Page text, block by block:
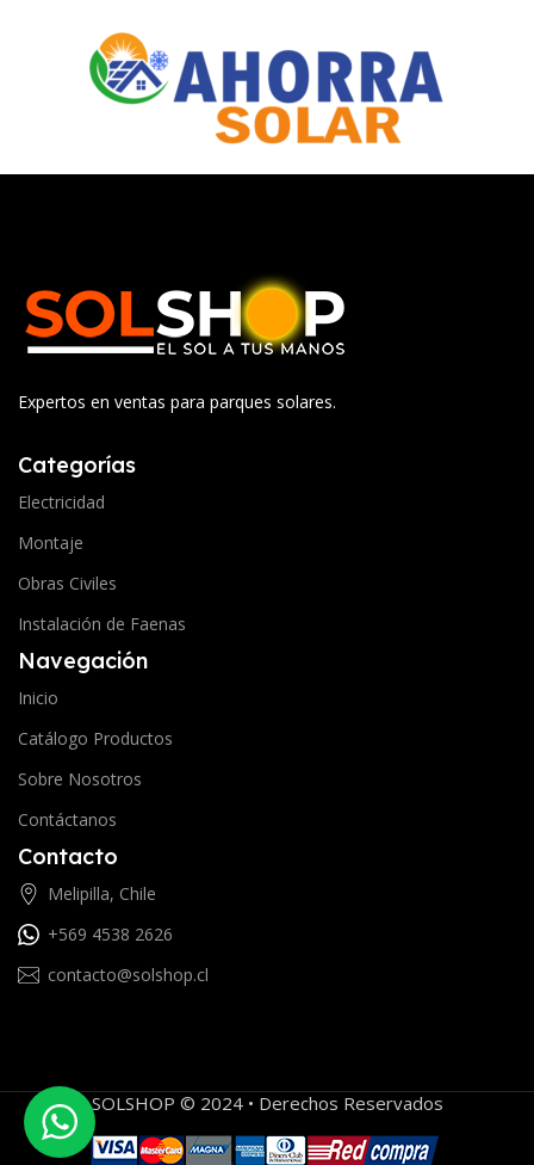
Expertos en ventas para parques solares.
Categorías
Electricidad
Montaje
Obras Civiles
Instalación de Faenas
Navegación
Inicio
Catálogo Productos
Sobre Nosotros
Contáctanos
Contacto
Melipilla, Chile
+569 4538 2626
contacto@solshop.cl
SOLSHOP © 2024 • Derechos Reservados